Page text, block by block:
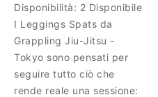
Disponibilità: 2 Disponibile
I Leggings Spats da
Grappling Jiu-Jitsu -
Tokyo sono pensati per
seguire tutto ciò che
rende reale una sessione: